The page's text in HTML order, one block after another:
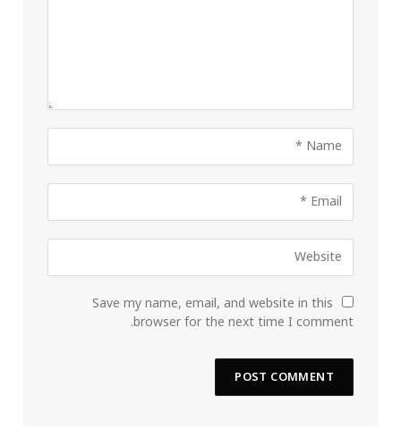
Save my name, email, and website in this
browser for the next time I comment.